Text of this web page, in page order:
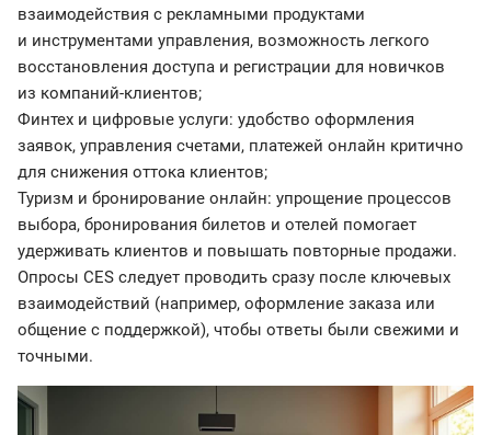
взаимодействия с рекламными продуктами
и инструментами управления, возможность легкого
восстановления доступа и регистрации для новичков
из компаний-клиентов;
Финтех и цифровые услуги: удобство оформления
заявок, управления счетами, платежей онлайн критично
для снижения оттока клиентов;
Туризм и бронирование онлайн: упрощение процессов
выбора, бронирования билетов и отелей помогает
удерживать клиентов и повышать повторные продажи.
Опросы CES следует проводить сразу после ключевых
взаимодействий (например, оформление заказа или
общение с поддержкой), чтобы ответы были свежими и
точными.